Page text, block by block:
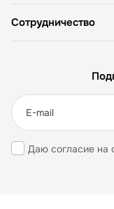
Сотрудничество
Даю согласие на